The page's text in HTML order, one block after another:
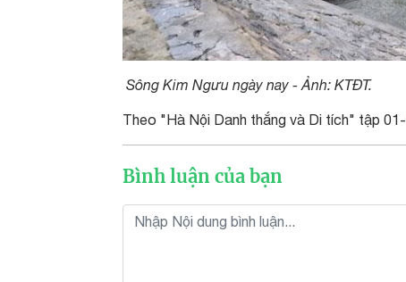
Sông Kim Ngưu ngày nay - Ảnh: KTĐT.
Theo "Hà Nội Danh thắng và Di tích" tập 01-
Bình luận của bạn